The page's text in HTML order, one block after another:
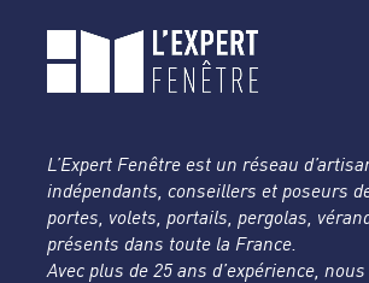
L’Expert Fenêtre est un réseau
indépendants, conseillers et poseurs
portes, volets, portails, pergolas,
présents dans toute la France.
Avec plus de 25 ans d’expérience, nous